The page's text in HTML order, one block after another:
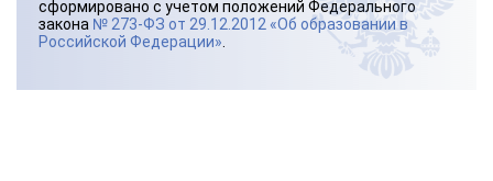
сформировано с учетом положений Федерального
закона № 273-ФЗ от 29.12.2012 «Об образовании в
Российской Федерации»